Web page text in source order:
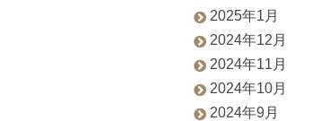
2025年1月
2024年12月
2024年11月
2024年10月
2024年9月